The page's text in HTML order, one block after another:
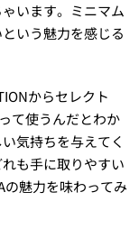
います。ミニマム
いう魅力を感じる
からセレクト
て使うんだとわか
気持ちを与えてく
も手に取りやすい
魅力を味わってみ